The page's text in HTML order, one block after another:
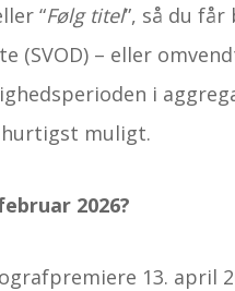
“Følg titel”, så du
(SVOD) – eller
i
muligt.
2026?
13. april